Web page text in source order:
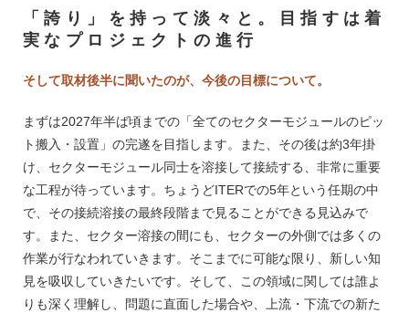
rdinator ・Data Management Section Leader ・Environmental Protection En
gineer ・Quality Engineer ・Radiation Protection Officer ・Process Engineer
・Magnet Engineer ・Diagnostic Integration Officer ・Neutral Beam Mechani
cal Engineer ・Radwaste Responsible Officer ・Remote Handling System En
Vacuum Engineer
「誇り」を持って淡々と。目指すは着
実なプロジェクトの進行
そして取材後半に聞いたのが、今後の目標について。
まずは2027年半ば頃までの「全てのセクターモジュールのピッ
ト搬入・設置」の完遂を目指します。また、その後は約3年掛
け、セクターモジュール同士を溶接して接続する、非常に重要
な工程が待っています。ちょうどITERでの5年という任期の中
で、その接続溶接の最終段階まで見ることができる見込みで
す。また、セクター溶接の間にも、セクターの外側では多くの
作業が行なわれていきます。そこまでに可能な限り、新しい知
見を吸収していきたいです。そして、この領域に関しては誰よ
りも深く理解し、問題に直面した場合や、上流・下流での新た